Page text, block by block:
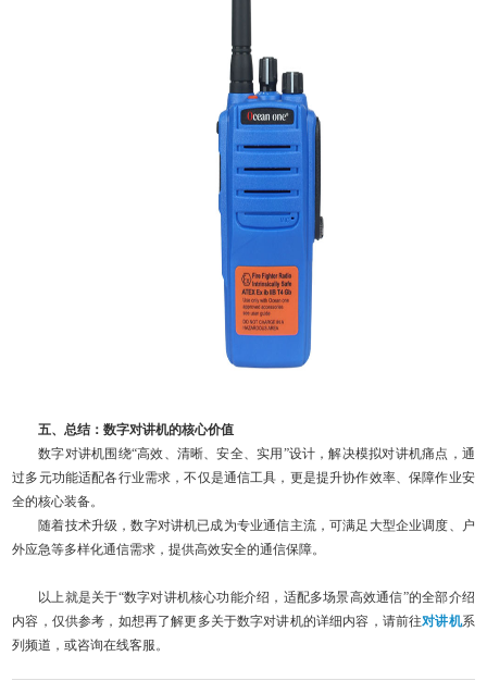
五、总结：数字对讲机的核心价值
数字对讲机围绕“高效、清晰、安全、实用”设计，解决模拟对讲机痛点，通
过多元功能适配各行业需求，不仅是通信工具，更是提升协作效率、保障作业安
全的核心装备。
随着技术升级，数字对讲机已成为专业通信主流，可满足大型企业调度、户
外应急等多样化通信需求，提供高效安全的通信保障。
以上就是关于“数字对讲机核心功能介绍，适配多场景高效通信”的全部介绍
内容，仅供参考，如想再了解更多关于数字对讲机的详细内容，请前往对讲机系
列频道，或咨询在线客服。